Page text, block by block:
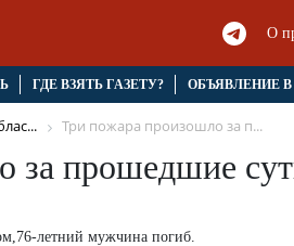
О
ГДЕ ВЗЯТЬ ГАЗЕТУ? ОБЪЯВЛЕНИЕ В
Три пожара произошло за п...
за прошедшие
летний мужчина погиб.